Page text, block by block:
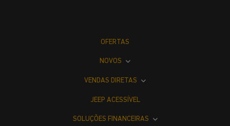
OFERTAS
NOVOS
VENDAS DIRETAS
JEEP ACESSÍVEL
SOLUÇÕES FINANCEIRAS